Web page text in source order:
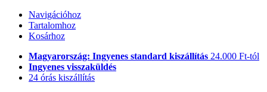
Navigációhoz
Tartalomhoz
Kosárhoz
Magyarország: Ingyenes standard kiszállítás 24.000 Ft-tól
Ingyenes visszaküldés
24 órás kiszállítás